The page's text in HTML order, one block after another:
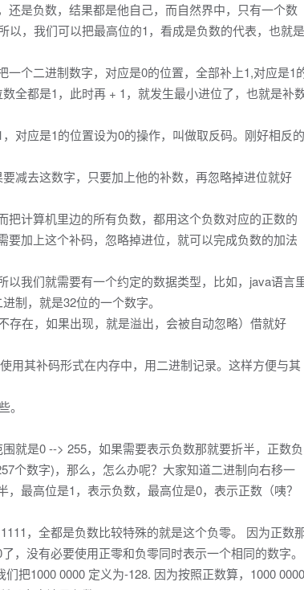
是负数，结果都是他自己，而自然界中，只有一个数
以，我们可以把最高位的1，看成是负数的代表，也就是
个二进制数字，对应是0的位置，全部补上1,对应是1
全都是1，此时再 + 1，就发生最小进位了，也就是补
对应是1的位置设为0的操作，叫做取反码。刚好相反的
减去这数字，只要加上他的补数，再忽略掉进位就好
计算机里边的所有负数，都用这个负数对应的正数的
加上这个补码，忽略掉进位，就可以完成负数的加法
我们就需要有一个约定的数据类型，比如，java语言
制，就是32位的一个数字。
存在，如果出现，就是溢出，会被自动忽略）借就好
用其补码形式在内存中，用二进制记录。这样方便与其
就是0 --> 255，如果需要表示负数那就要折半，正数负
个数字)，那么，怎么办呢？大家知道二进制向右移一
最高位是1，表示负数，最高位是0，表示正数（咦？
，全都是负数比较特殊的就是这个负零。 因为正数
，没有必要使用正零和负零同时表示一个相同的数字。
把1000 0000 定义为-128. 因为按照正数算，1000 0000